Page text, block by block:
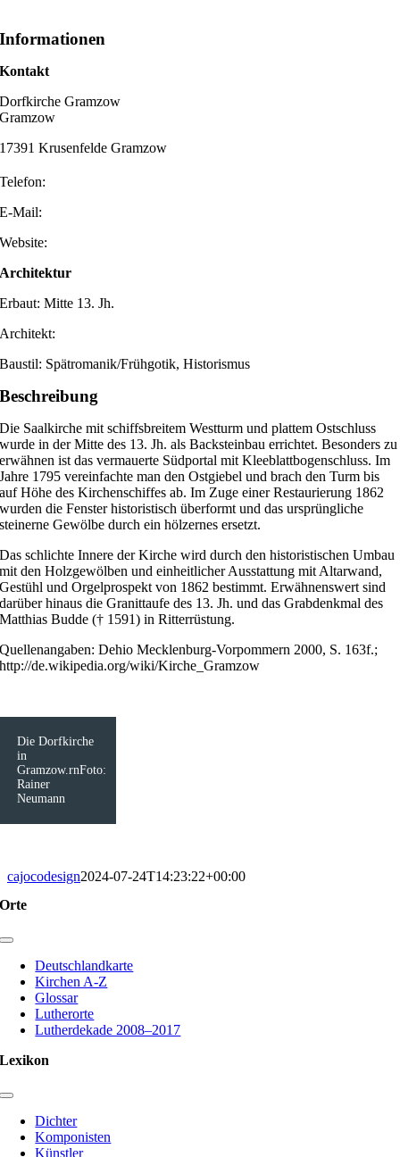
Informationen
Kontakt
Dorfkirche Gramzow
Gramzow
17391 Krusenfelde Gramzow
Telefon:
E-Mail:
Website:
Architektur
Erbaut: Mitte 13. Jh.
Architekt:
Baustil: Spätromanik/Frühgotik, Historismus
Beschreibung
Die Saalkirche mit schiffsbreitem Westturm und plattem Ostschluss
wurde in der Mitte des 13. Jh. als Backsteinbau errichtet. Besonders zu
erwähnen ist das vermauerte Südportal mit Kleeblattbogenschluss. Im
Jahre 1795 vereinfachte man den Ostgiebel und brach den Turm bis
auf Höhe des Kirchenschiffes ab. Im Zuge einer Restaurierung 1862
wurden die Fenster historistisch überformt und das ursprüngliche
steinerne Gewölbe durch ein hölzernes ersetzt.
Das schlichte Innere der Kirche wird durch den historistischen Umbau
mit den Holzgewölben und einheitlicher Ausstattung mit Altarwand,
Gestühl und Orgelprospekt von 1862 bestimmt. Erwähnenswert sind
darüber hinaus die Granittaufe des 13. Jh. und das Grabdenkmal des
Matthias Budde († 1591) in Ritterrüstung.
Quellenangaben: Dehio Mecklenburg-Vorpommern 2000, S. 163f.;
http://de.wikipedia.org/wiki/Kirche_Gramzow
Die Dorfkirche
in
Gramzow.rnFoto:
Rainer
Neumann
cajocodesign2024-07-24T14:23:22+00:00
Orte
Toggle
NavigationDeutschlandkarte
Kirchen A-Z
Glossar
Lutherorte
Lutherdekade 2008–2017
Lexikon
Toggle
Navigation
Dichter
Komponisten
Künstler